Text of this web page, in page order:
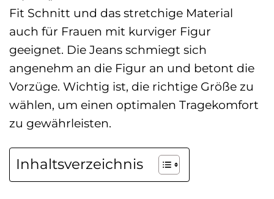
Fit Schnitt und das stretchige Material
auch für Frauen mit kurviger Figur
geeignet. Die Jeans schmiegt sich
angenehm an die Figur an und betont die
Vorzüge. Wichtig ist, die richtige Größe zu
wählen, um einen optimalen Tragekomfort
zu gewährleisten.
Inhaltsverzeichnis